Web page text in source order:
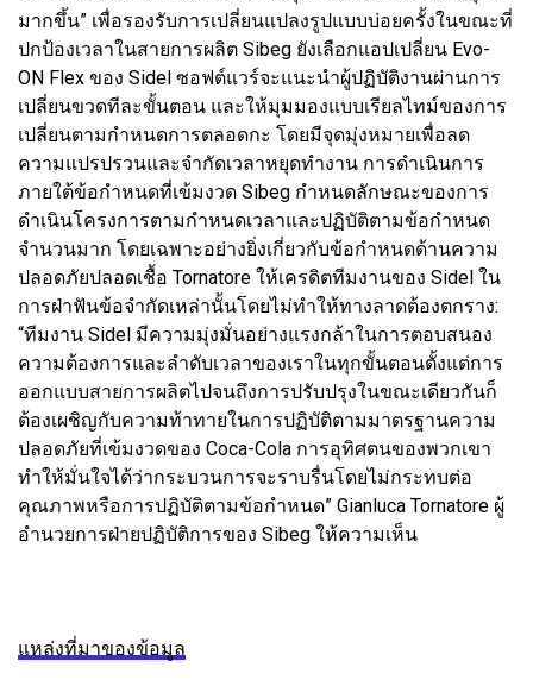
มากขึ้น” เพื่อรองรับการเปลี่ยนแปลงรูปแบบบ่อยครั้งในขณะที่
ปกป้องเวลาในสายการผลิต Sibeg ยังเลือกแอปเปลี่ยน Evo-
ON Flex ของ Sidel ซอฟต์แวร์จะแนะนำผู้ปฏิบัติงานผ่านการ
เปลี่ยนขวดทีละขั้นตอน และให้มุมมองแบบเรียลไทม์ของการ
เปลี่ยนตามกำหนดการตลอดกะ โดยมีจุดมุ่งหมายเพื่อลด
ความแปรปรวนและจำกัดเวลาหยุดทำงาน การดำเนินการ
ภายใต้ข้อกำหนดที่เข้มงวด Sibeg กำหนดลักษณะของการ
ดำเนินโครงการตามกำหนดเวลาและปฏิบัติตามข้อกำหนด
จำนวนมาก โดยเฉพาะอย่างยิ่งเกี่ยวกับข้อกำหนดด้านความ
ปลอดภัยปลอดเชื้อ Tornatore ให้เครดิตทีมงานของ Sidel ใน
การฝ่าฟันข้อจำกัดเหล่านั้นโดยไม่ทำให้ทางลาดต้องตกราง:
“ทีมงาน Sidel มีความมุ่งมั่นอย่างแรงกล้าในการตอบสนอง
ความต้องการและลำดับเวลาของเราในทุกขั้นตอนตั้งแต่การ
ออกแบบสายการผลิตไปจนถึงการปรับปรุงในขณะเดียวกันก็
ต้องเผชิญกับความท้าทายในการปฏิบัติตามมาตรฐานความ
ปลอดภัยที่เข้มงวดของ Coca-Cola การอุทิศตนของพวกเขา
ทำให้มั่นใจได้ว่ากระบวนการจะราบรื่นโดยไม่กระทบต่อ
คุณภาพหรือการปฏิบัติตามข้อกำหนด” Gianluca Tornatore ผู้
อำนวยการฝ่ายปฏิบัติการของ Sibeg ให้ความเห็น
แหล่งที่มาของข้อมูล